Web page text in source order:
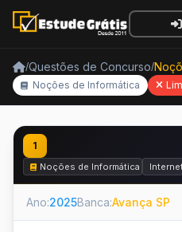
/Questões de Concurso/
Noções de Informática
1
Noções de Informática
Ano:2025Banca:Avança SP